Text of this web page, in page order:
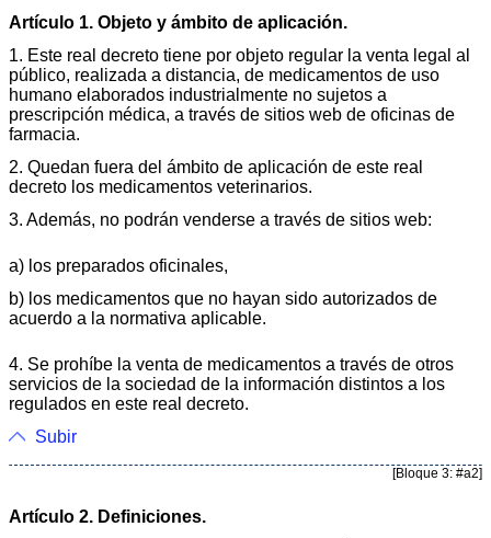
Artículo 1. Objeto y ámbito de aplicación.
1. Este real decreto tiene por objeto regular la venta legal al
público, realizada a distancia, de medicamentos de uso
humano elaborados industrialmente no sujetos a
prescripción médica, a través de sitios web de oficinas de
farmacia.
2. Quedan fuera del ámbito de aplicación de este real
decreto los medicamentos veterinarios.
3. Además, no podrán venderse a través de sitios web:
a) los preparados oficinales,
b) los medicamentos que no hayan sido autorizados de
acuerdo a la normativa aplicable.
4. Se prohíbe la venta de medicamentos a través de otros
servicios de la sociedad de la información distintos a los
regulados en este real decreto.
Subir
[Bloque 3: #a2]
Artículo 2. Definiciones.